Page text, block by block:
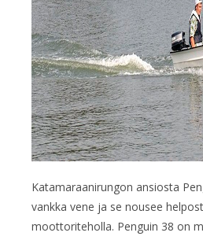
Katamaraanirungon ansiosta
vankka vene ja se nousee
moottoriteholla. Penguin 38 on